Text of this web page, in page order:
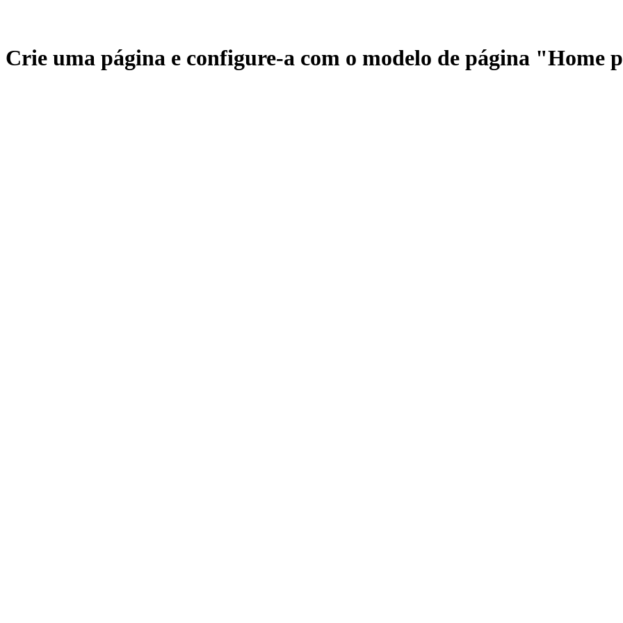
Crie uma página e configure-a com o modelo de página "Home